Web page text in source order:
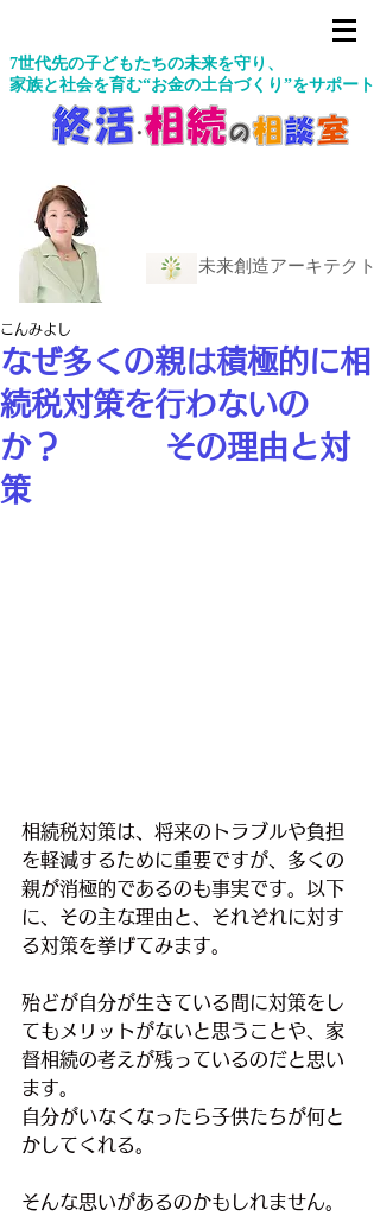
7世代先の子どもたちの未来を守り、
家族と社会を育む“お金の土台づくり”をサポート
未来創造アーキテクト
なぜ多くの親は積極的に相
続税対策を行わないの
か？ その理由と対
策
こんみよし
相続税対策は、将来のトラブルや負担
を軽減するために重要ですが、多くの
親が消極的であるのも事実です。以下
に、その主な理由と、それぞれに対す
る対策を挙げてみます。
殆どが自分が生きている間に対策をし
てもメリットがないと思うことや、家
督相続の考えが残っているのだと思い
ます。
自分がいなくなったら子供たちが何と
かしてくれる。
そんな思いがあるのかもしれません。